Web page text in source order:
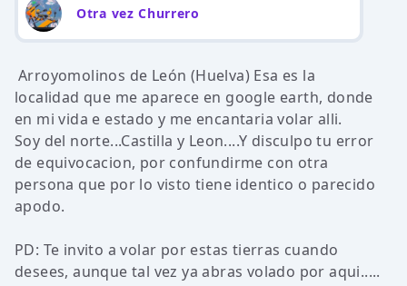
Otra vez Churrero
Arroyomolinos de León (Huelva) Esa es la
localidad que me aparece en google earth, donde
en mi vida e estado y me encantaria volar alli.
Soy del norte...Castilla y Leon....Y disculpo tu error
de equivocacion, por confundirme con otra
persona que por lo visto tiene identico o parecido
apodo.
PD: Te invito a volar por estas tierras cuando
desees, aunque tal vez ya abras volado por aqui.....